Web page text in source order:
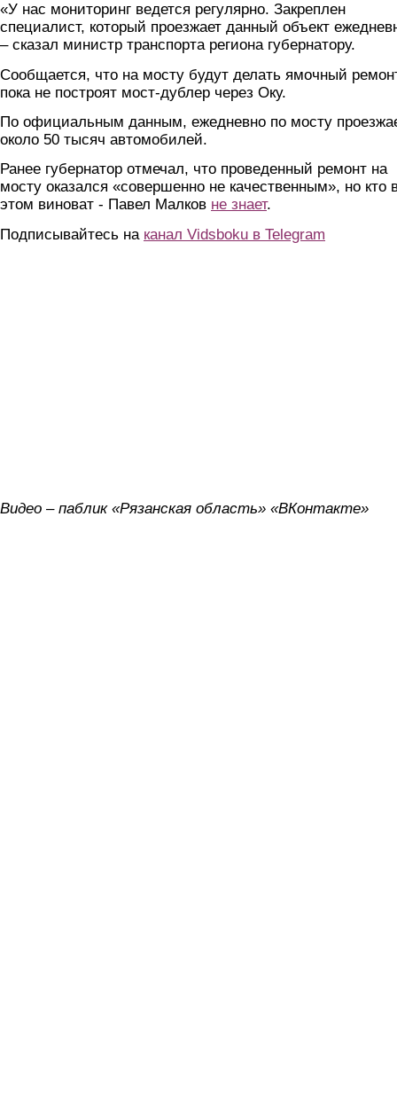
«У нас мониторинг ведется регулярно. Закреплен
специалист, который проезжает данный объект
– сказал министр транспорта региона губернатору.
Сообщается, что на мосту будут делать ямочный
пока не построят мост-дублер через Оку.
По официальным данным, ежедневно по мосту
около 50 тысяч автомобилей.
Ранее губернатор отмечал, что проведенный ремонт на
мосту оказался «совершенно не качественным», но кто
этом виноват - Павел Малков не знает.
Подписывайтесь на канал Vidsboku в Telegram
Видео – паблик «Рязанская область» «ВКонтакте»